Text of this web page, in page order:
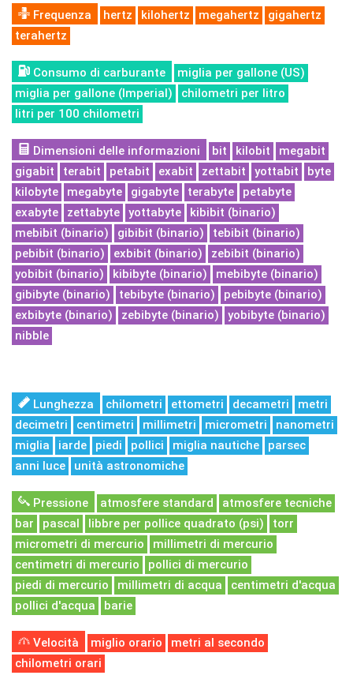
Frequenza hertz kilohertz megahertz
gigahertz
terahertz
Consumo di carburante
miglia per gallone (US)
miglia per gallone (Imperial)
chilometri per litro
litri per 100 chilometri
Dimensioni delle informazioni bit kilobit
megabit
gigabit
terabit petabit exabit zettabit yottabit
byte
kilobyte
megabyte gigabyte terabyte
petabyte
exabyte
zettabyte yottabyte
kibibit (binario)
mebibit (binario)
gibibit (binario)
tebibit (binario)
pebibit (binario)
exbibit (binario)
zebibit (binario)
yobibit (binario)
kibibyte (binario)
mebibyte (binario)
gibibyte (binario)
tebibyte (binario)
pebibyte (binario)
exbibyte (binario)
zebibyte (binario)
yobibyte (binario)
nibble
Lunghezza chilometri ettometri decametri
metri
decimetri
centimetri millimetri micrometri
nanometri
miglia
iarde piedi pollici miglia nautiche
parsec
anni luce
unità astronomiche
Pressione atmosfere standard
atmosfere tecniche
bar
pascal libbre per pollice quadrato (psi)
torr
micrometri di mercurio
millimetri di mercurio
centimetri di mercurio
pollici di mercurio
piedi di mercurio
millimetri di acqua
centimetri d'acqua
pollici d'acqua
barie
Velocità miglio orario
metri al secondo
chilometri orari